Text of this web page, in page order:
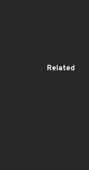
Related